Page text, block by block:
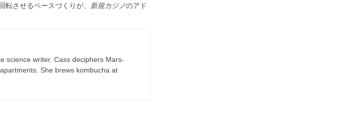
させるペースづくりが、
新規カジノのアド
science writer. Cass deciphers Mars-
She brews kombucha at